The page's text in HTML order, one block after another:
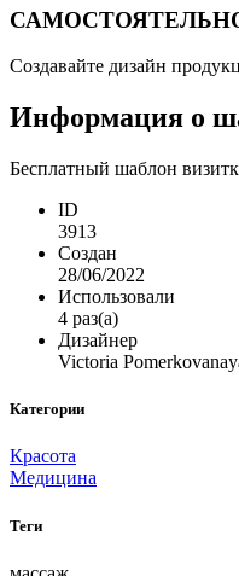
Создавайте дизайн
Информация о
Бесплатный шаблон
ID
3913
Создан
28/06/2022
Использовали
4 раз(а)
Дизайнер
Victoria
Категории
Красота
Медицина
Теги